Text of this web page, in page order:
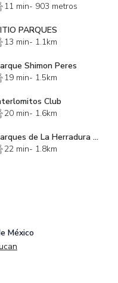
11 min- 903 metros
PARQUES
13 min- 1.1km
Shimon Peres
19 min- 1.5km
Club
20 min- 1.6km
Parques de La Herradura Huixquilucan Edo Mex
22 min- 1.8km
México